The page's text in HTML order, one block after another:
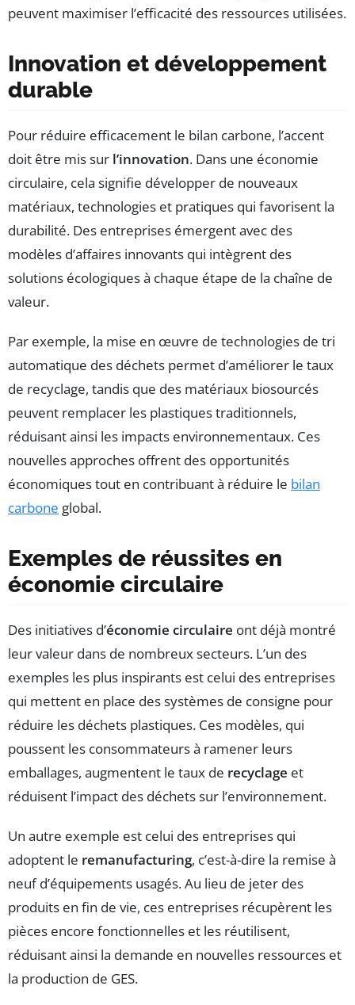
peuvent maximiser l’efficacité des ressources utilisées.
Innovation et développement
durable
Pour réduire efficacement le bilan carbone, l’accent
doit être mis sur l’innovation. Dans une économie
circulaire, cela signifie développer de nouveaux
matériaux, technologies et pratiques qui favorisent la
durabilité. Des entreprises émergent avec des
modèles d’affaires innovants qui intègrent des
solutions écologiques à chaque étape de la chaîne de
valeur.
Par exemple, la mise en œuvre de technologies de tri
automatique des déchets permet d’améliorer le taux
de recyclage, tandis que des matériaux biosourcés
peuvent remplacer les plastiques traditionnels,
réduisant ainsi les impacts environnementaux. Ces
nouvelles approches offrent des opportunités
économiques tout en contribuant à réduire le bilan
carbone global.
Exemples de réussites en
économie circulaire
Des initiatives d’économie circulaire ont déjà montré
leur valeur dans de nombreux secteurs. L’un des
exemples les plus inspirants est celui des entreprises
qui mettent en place des systèmes de consigne pour
réduire les déchets plastiques. Ces modèles, qui
poussent les consommateurs à ramener leurs
emballages, augmentent le taux de recyclage et
réduisent l’impact des déchets sur l’environnement.
Un autre exemple est celui des entreprises qui
adoptent le remanufacturing, c’est-à-dire la remise à
neuf d’équipements usagés. Au lieu de jeter des
produits en fin de vie, ces entreprises récupèrent les
pièces encore fonctionnelles et les réutilisent,
réduisant ainsi la demande en nouvelles ressources et
la production de GES.